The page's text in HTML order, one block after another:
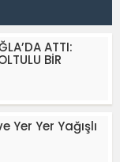
ATTI:
BİR
Yer Yer Yağışlı